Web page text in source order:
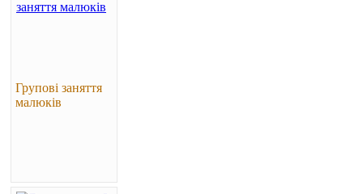
Групові заняття
малюків